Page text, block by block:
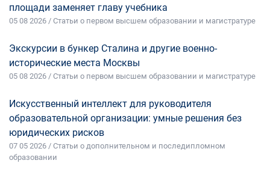
площади заменяет главу учебника
05 08 2026 / Статьи о первом высшем образовании и магистратуре
Экскурсии в бункер Сталина и другие военно-
исторические места Москвы
05 08 2026 / Статьи о первом высшем образовании и магистратуре
Искусственный интеллект для руководителя
образовательной организации: умные решения без
юридических рисков
07 05 2026 / Статьи о дополнительном и последипломном
образовании